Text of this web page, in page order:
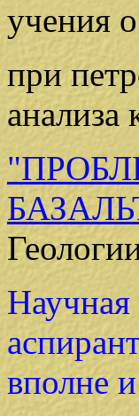
учения
при
анализа
Научная
вполне